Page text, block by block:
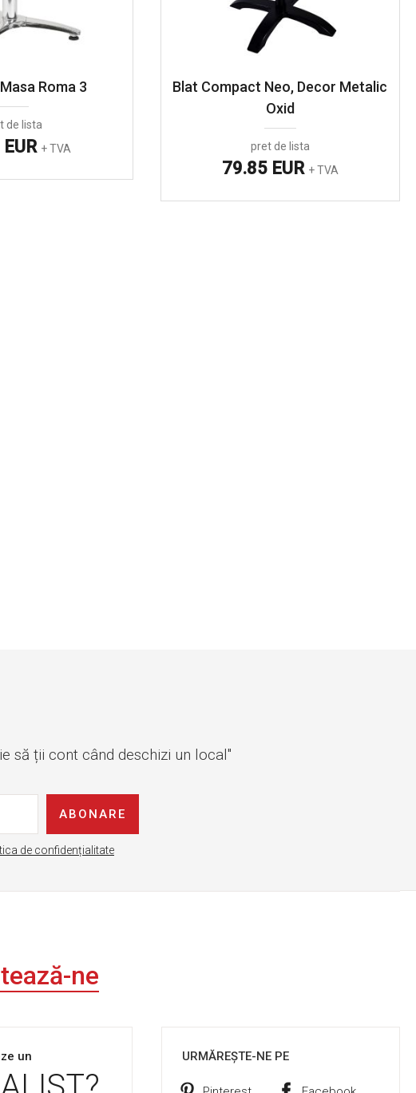
Roma 3
de lista
+ TVA
Blat Compact Neo, Decor Metalic
Oxid
pret de lista
79.85 EUR + TVA
să ții cont când deschizi un local"
ABONARE
de confidențialitate
ne
un URMĂREȘTE-NE PE